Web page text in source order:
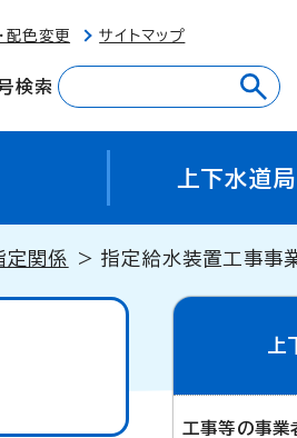
配色変更 サイトマップ
検索
上下水道
定関係 > 指定給水装置工事事
工事等の事業